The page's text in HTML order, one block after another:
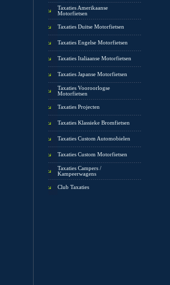
Taxaties Amerikaanse
Motorfietsen
Taxaties Duitse Motorfietsen
Taxaties Engelse Motorfietsen
Taxaties Italiaanse Motorfietsen
Taxaties Japanse Motorfietsen
Taxaties Vooroorlogse
Motorfietsen
Taxaties Projecten
Taxaties Klassieke Bromfietsen
Taxaties Custom Automobielen
Taxaties Custom Motorfietsen
Taxaties Campers /
Kampeerwagens
Club Taxaties